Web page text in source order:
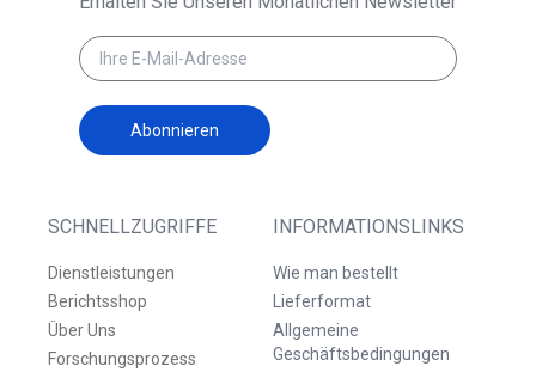
SCHNELLZUGRIFFE
Dienstleistungen
Berichtsshop
Über Uns
Forschungsprozess
INFORMATIONSLINKS
Wie man bestellt
Lieferformat
Allgemeine
Geschäftsbedingungen
Abonnieren